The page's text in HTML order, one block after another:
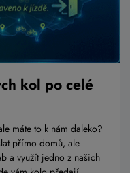
kol po celé
máte to k nám daleko?
přímo domů, ale
a využít jedno z našich